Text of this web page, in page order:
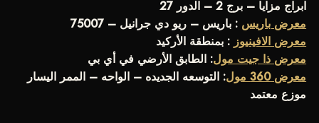
ابراج مزايا – برج 2 – الدور 27
معرض باريس : باريس – ريو دي جرانيل – 75007
معرض الافينيوز : بمنطقة الأركيد
معرض ذا جيت مول: الطابق الأرضي في أي بي
معرض 360 مول
: التوسعه الجديده – الواحه – الممر اليسار
موزع معتمد